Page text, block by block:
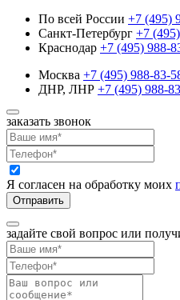
По всей России +7 (495)
Санкт-Петербург +7
Краснодар +7 (495) 988-
Москва +7 (495) 988-83-
ДНР, ЛНР +7 (495) 988-
заказать звонок
Я согласен на обработку моих
Отправить
задайте свой вопрос или